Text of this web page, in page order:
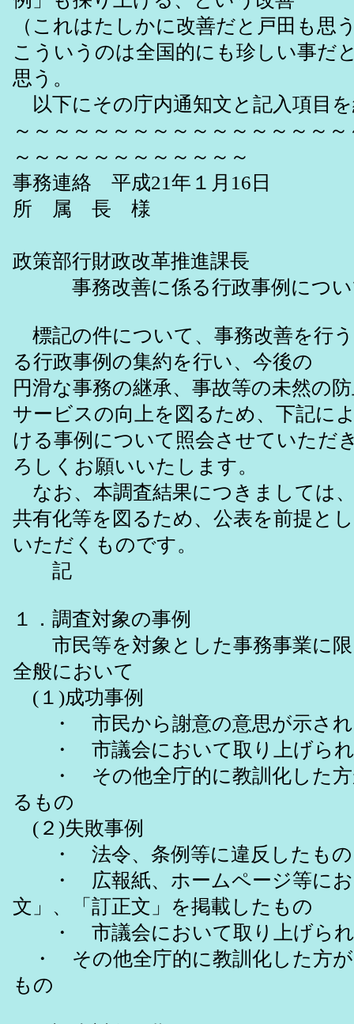
（これはたしかに改善だと戸田も思
こういうのは全国的にも珍しい事だ
思う。
以下にその庁内通知文と記入項目
～～～～～～～～～～～～～～～～
～～～～～～～～～～～～
事務連絡 平成21年１月16日
所 属 長 様
政策部行財政改革推進課長
事務改善に係る行政事例につい
標記の件について、事務改善を行
る行政事例の集約を行い、今後の
円滑な事務の継承、事故等の未然の
サービスの向上を図るため、下記に
ける事例について照会させていただ
ろしくお願いいたします。
なお、本調査結果につきましては
共有化等を図るため、公表を前提と
いただくものです。
記
１．調査対象の事例
市民等を対象とした事務事業に限
全般において
(１)成功事例
・ 市民から謝意の意思が示され
・ 市議会において取り上げられ
・ その他全庁的に教訓化した方
るもの
(２)失敗事例
・ 法令、条例等に違反したもの
・ 広報紙、ホームページ等にお
文」、「訂正文」を掲載したもの
・ 市議会において取り上げられ
・ その他全庁的に教訓化した方
もの